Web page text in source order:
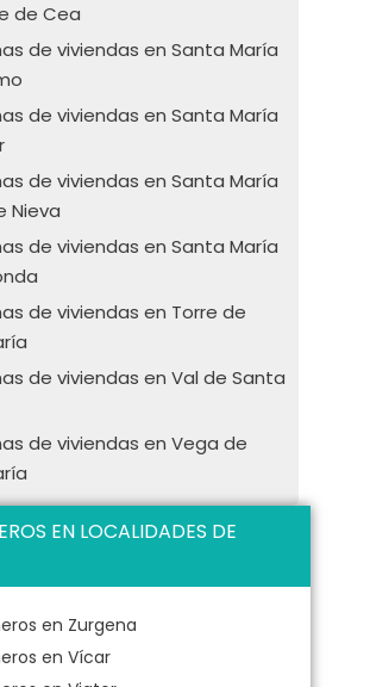
de Cea
de viviendas en Santa María
de viviendas en Santa María
de viviendas en Santa María
Nieva
de viviendas en Santa María
de viviendas en Torre de
de viviendas en Val de Santa
de viviendas en Vega de
EN LOCALIDADES DE
en Zurgena
en Vícar